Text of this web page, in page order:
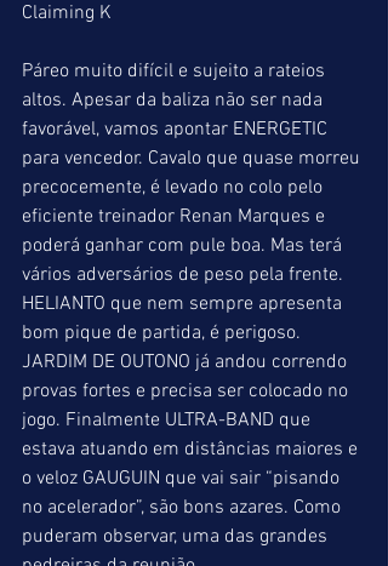
Claiming K
Páreo muito difícil e sujeito a rateios
altos. Apesar da baliza não ser nada
favorável, vamos apontar ENERGETIC
para vencedor. Cavalo que quase morreu
precocemente, é levado no colo pelo
eficiente treinador Renan Marques e
poderá ganhar com pule boa. Mas terá
vários adversários de peso pela frente.
HELIANTO que nem sempre apresenta
bom pique de partida, é perigoso.
JARDIM DE OUTONO já andou correndo
provas fortes e precisa ser colocado no
jogo. Finalmente ULTRA-BAND que
estava atuando em distâncias maiores e
o veloz GAUGUIN que vai sair “pisando
no acelerador”, são bons azares. Como
puderam observar, uma das grandes